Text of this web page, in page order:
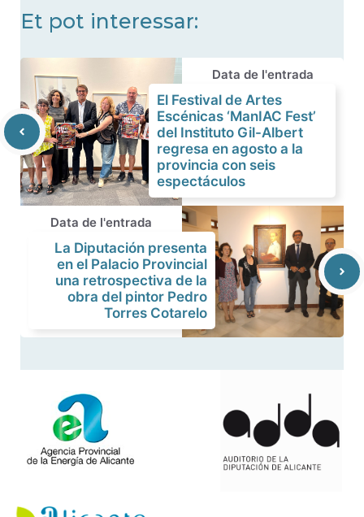
Et pot interessar:
Data de l'entrada
El Festival de Artes
Escénicas ‘ManIAC Fest’
del Instituto Gil-Albert
regresa en agosto a la
provincia con seis
espectáculos
Data de l'entrada
La Diputación presenta
en el Palacio Provincial
una retrospectiva de la
obra del pintor Pedro
Torres Cotarelo